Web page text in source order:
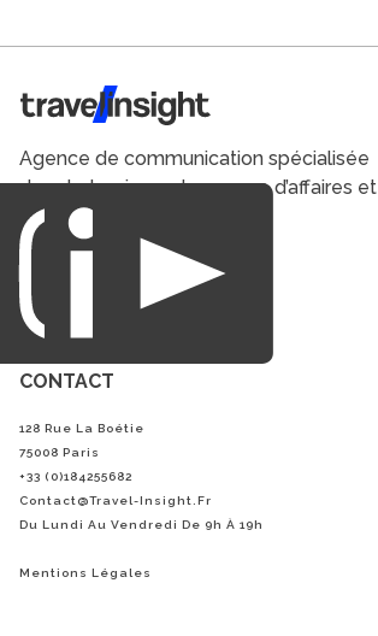
Travel Insight
Agence de communication spécialisée
dans le tourisme du voyage d’affaires et
du loisirs.
CONTACT
128 Rue La Boétie
75008 Paris
+33 (0)184255682
Contact@Travel-Insight.fr
Du Lundi Au Vendredi De 9h À 19h
Mentions Légales